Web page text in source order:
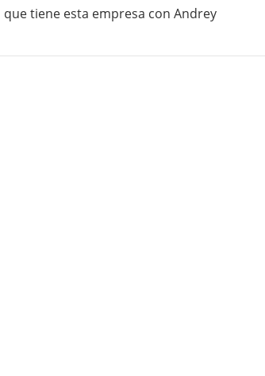
que tiene esta empresa con Andrey